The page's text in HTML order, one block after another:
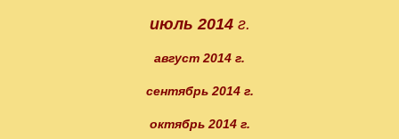
июль 2014г.
август 2014 г.
сентябрь 2014 г.
октябрь 2014 г.